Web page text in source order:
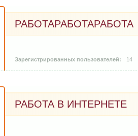
РАБОТАРАБОТАРАБОТА
14
РАБОТА В ИНТЕРНЕТЕ